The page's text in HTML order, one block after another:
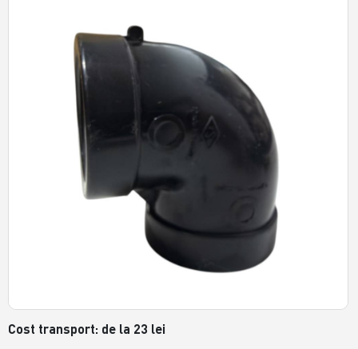
Cost transport: de la 23 lei